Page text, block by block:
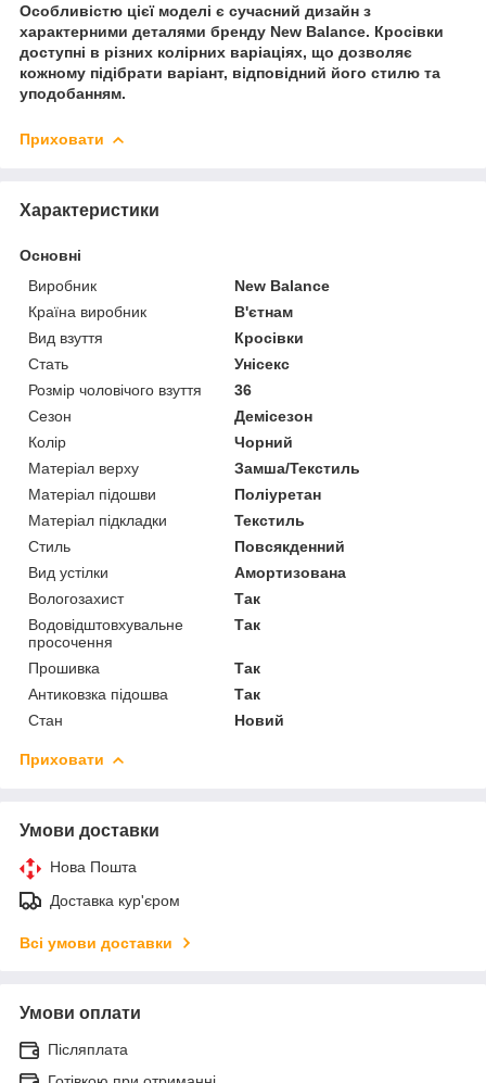
Особливістю цієї моделі є сучасний дизайн з
характерними деталями бренду New Balance. Кросівки
доступні в різних колірних варіаціях, що дозволяє
кожному підібрати варіант, відповідний його стилю та
уподобанням.
Приховати
Характеристики
Основні
Виробник
New Balance
Країна виробник
В'єтнам
Вид взуття
Кросівки
Стать
Унісекс
Розмір чоловічого взуття
36
Сезон
Демісезон
Колір
Чорний
Матеріал верху
Замша/Текстиль
Матеріал підошви
Поліуретан
Матеріал підкладки
Текстиль
Стиль
Повсякденний
Вид устілки
Амортизована
Вологозахист
Так
Водовідштовхувальне
просочення
Так
Прошивка
Так
Антиковзка підошва
Так
Стан
Новий
Приховати
Умови доставки
Нова Пошта
Доставка кур'єром
Всі умови доставки
Умови оплати
Післяплата